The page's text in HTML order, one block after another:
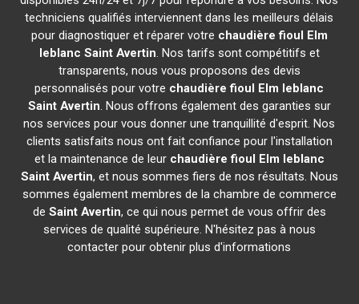
techniciens qualifiés interviennent dans les meilleurs délais
pour diagnostiquer et réparer votre chaudière fioul Elm
leblanc Saint Avertin. Nos tarifs sont compétitifs et
transparents, nous vous proposons des devis
personnalisés pour votre chaudière fioul Elm leblanc
Saint Avertin. Nous offrons également des garanties sur
nos services pour vous donner une tranquillité d'esprit. Nos
clients satisfaits nous ont fait confiance pour l'installation
et la maintenance de leur chaudière fioul Elm leblanc
Saint Avertin, et nous sommes fiers de nos résultats. Nous
sommes également membres de la chambre de commerce
de Saint Avertin, ce qui nous permet de vous offrir des
services de qualité supérieure. N'hésitez pas à nous
contacter pour obtenir plus d'informations